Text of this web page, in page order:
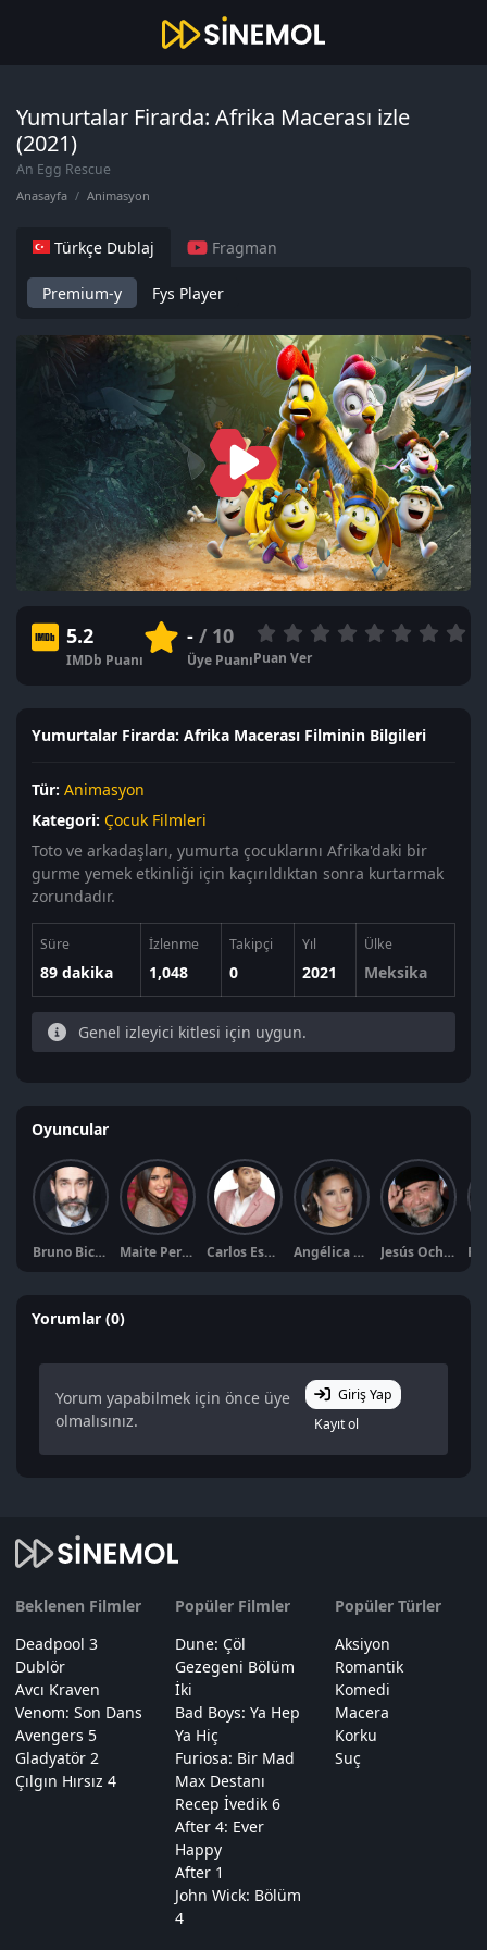
Yumurtalar Firarda: Afrika Macerası izle
(2021)
An Egg Rescue
Anasayfa Animasyon
Türkçe Dublaj Fragman
Premium-y Fys Player
5.2
IMDb Puanı
-/ 10
Üye PuanıPuan Ver
Yumurtalar Firarda: Afrika Macerası Filminin Bilgileri
Tür: Animasyon
Kategori: Çocuk Filmleri
Toto ve arkadaşları, yumurta çocuklarını Afrika'daki bir
gurme yemek etkinliği için kaçırıldıktan sonra kurtarmak
zorundadır.
Süre
89 dakika
İzlenme
1,048
Takipçi
0
Yıl
2021
Ülke
Meksika
Genel izleyici kitlesi için uygun.
Oyuncular
Bruno Bichir Maite Perroni Carlos Espejel Angélica Vale Jesús Ochoa
Yorumlar (0)
Yorum yapabilmek için önce üye
olmalısınız.
Giriş Yap
Kayıt ol
Beklenen Filmler
Deadpool 3
Dublör
Avcı Kraven
Venom: Son Dans
Avengers 5
Gladyatör 2
Çılgın Hırsız 4
Popüler Filmler
Dune: Çöl
Gezegeni Bölüm
İki
Bad Boys: Ya Hep
Ya Hiç
Furiosa: Bir Mad
Max Destanı
Recep İvedik 6
After 4: Ever
Happy
After 1
John Wick: Bölüm
4
Popüler Türler
Aksiyon
Romantik
Komedi
Macera
Korku
Suç